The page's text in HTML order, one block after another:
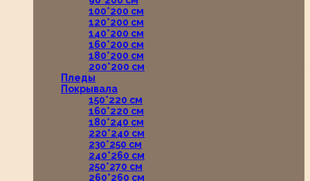
100*200 см
120*200 см
140*200 см
160*200 см
180*200 см
200*200 см
Пледы
Покрывала
150*220 см
160*220 см
180*240 см
220*240 см
230*250 см
240*260 см
250*270 см
260*260 см